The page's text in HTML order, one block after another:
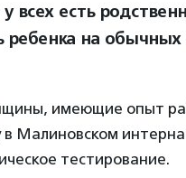
всех есть
ребенка на
имеющие опыт
Малиновском
тестирование.